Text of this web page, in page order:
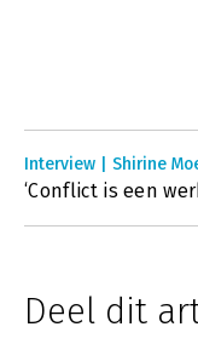
Interview | Shirine
‘Conflict is een
Deel dit